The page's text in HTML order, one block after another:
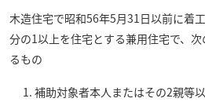
木造住宅で昭和56年5月31日以前に着
分の1以上を住宅とする兼用住宅で、
るもの
補助対象者本人またはその2親等